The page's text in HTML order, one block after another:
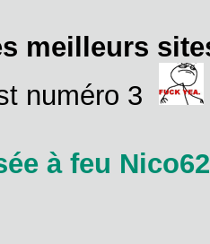
meilleurs
numéro 3
à feu